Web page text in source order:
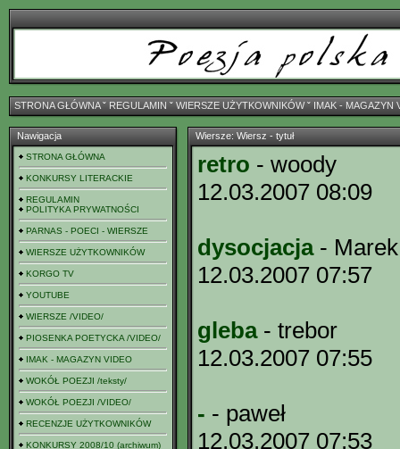
STRONA GŁÓWNAˇ REGULAMIN ˇ WIERSZE UŻYTKOWNIKÓWˇ IMAK - MAGAZYN
Nawigacja
STRONA GŁÓWNA
KONKURSY LITERACKIE
REGULAMIN
POLITYKA PRYWATNOŚCI
PARNAS - POECI - WIERSZE
WIERSZE UŻYTKOWNIKÓW
KORGO TV
YOUTUBE
WIERSZE /VIDEO/
PIOSENKA POETYCKA /VIDEO/
IMAK - MAGAZYN VIDEO
WOKÓŁ POEZJI /teksty/
WOKÓŁ POEZJI /VIDEO/
RECENZJE UŻYTKOWNIKÓW
KONKURSY 2008/10 (archiwum)
Wiersze: Wiersz - tytuł
retro - woody
12.03.2007 08:09
dysocjacja- Marek
12.03.2007 07:57
gleba- trebor
12.03.2007 07:55
- - paweł
12.03.2007 07:53